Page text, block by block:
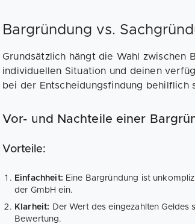
Bargründung vs.
Grundsätzlich hängt die Wahl zwischen
individuellen Situation und deinen
bei der Entscheidungsfindung behilflich
Vor- und Nachteile einer
Vorteile:
Einfachheit: Eine Bargründung ist
der GmbH ein.
Klarheit: Der Wert des eingezahlten
Bewertung.